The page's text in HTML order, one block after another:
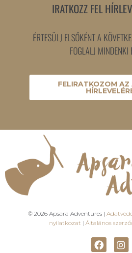
IRATKOZZ FEL
ÉRTESÜLJ ELSŐKÉNT A
FOGLALJ MINDENKI
FELIRATKOZOM AZ
© 2026 Apsara Adventures |
nyilatkozat | Általános